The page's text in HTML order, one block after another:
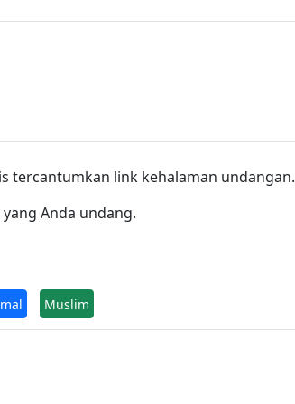
tercantumkan link kehalaman undangan.
Anda undang.
Muslim